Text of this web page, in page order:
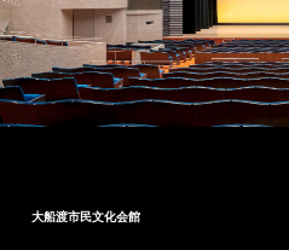
大船渡市民文化会館